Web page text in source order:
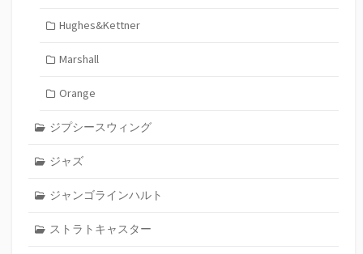
Hughes&Kettner
Marshall
Orange
ジプシースウィング
ジャズ
ジャンゴラインハルト
ストラトキャスター